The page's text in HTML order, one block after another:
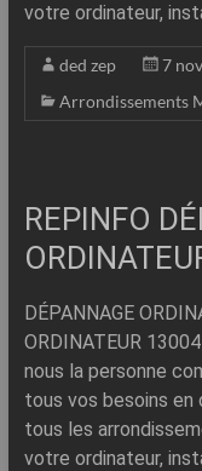
votre ordinateur,
ded zep
7
Arrondissements
REPINFO
DÉPANNAGE
ORDINATEUR
nous la personne
tous vos besoins en
tous les
votre ordinateur,